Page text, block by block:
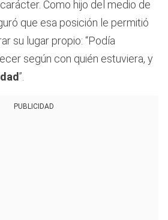
Como hijo del medio de
que esa posición le permitió
su lugar propio: “Podía
según con quién estuviera, y
”.
PUBLICIDAD